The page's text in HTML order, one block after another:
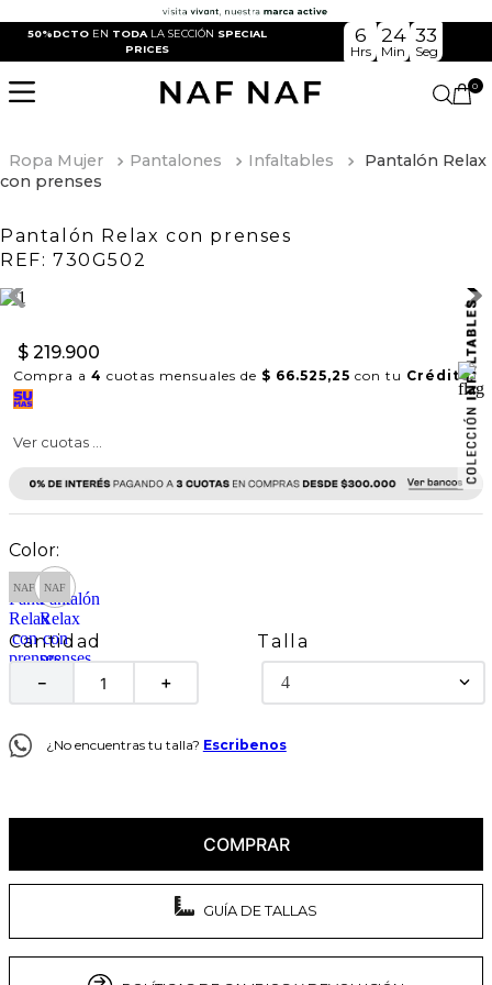
50%DCTO EN TODA LA SECCIÓN SPECIAL
PRICES
6
Hrs
24
Min
32
Seg
0
Ropa Mujer Pantalones Infaltables
Pantalón Relax
con prenses
Pantalón Relax con prenses
REF: 730G502
$ 219.900
Compra a 4 cuotas mensuales de $ 66.525,25 con tu Crédito
Ver cuotas ...
Cantidad
＋
－
Talla
4
¿No encuentras tu talla? Escribenos
COMPRAR
GUÍA DE TALLAS